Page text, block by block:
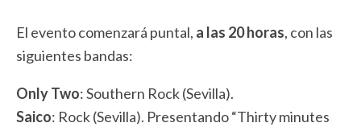
El evento comenzará puntal, a las 20 horas, con las
siguientes bandas:
Only Two: Southern Rock (Sevilla).
Saico: Rock (Sevilla). Presentando “Thirty minutes